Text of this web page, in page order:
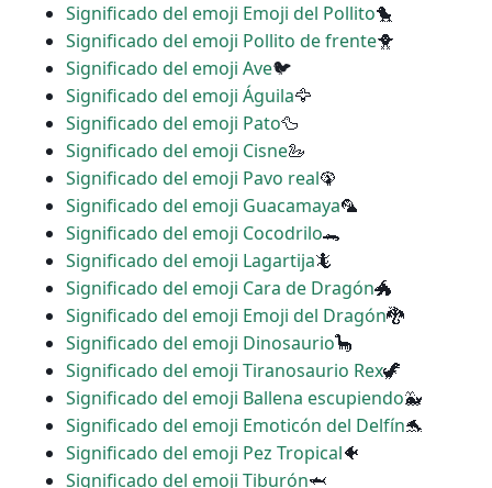
Significado del emoji Emoji del Pollito🐤
Significado del emoji Pollito de frente🐥
Significado del emoji Ave🐦
Significado del emoji Águila🦅
Significado del emoji Pato🦆
Significado del emoji Cisne🦢
Significado del emoji Pavo real🦚
Significado del emoji Guacamaya🦜
Significado del emoji Cocodrilo🐊
Significado del emoji Lagartija🦎
Significado del emoji Cara de Dragón🐲
Significado del emoji Emoji del Dragón🐉
Significado del emoji Dinosaurio🦕
Significado del emoji Tiranosaurio Rex🦖
Significado del emoji Ballena escupiendo🐳
Significado del emoji Emoticón del Delfín🐬
Significado del emoji Pez Tropical🐠
Significado del emoji Tiburón🦈